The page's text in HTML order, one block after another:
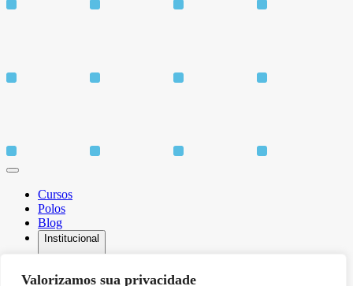
Valorizamos sua privacidade
Cursos
Polos
Blog
Institucional